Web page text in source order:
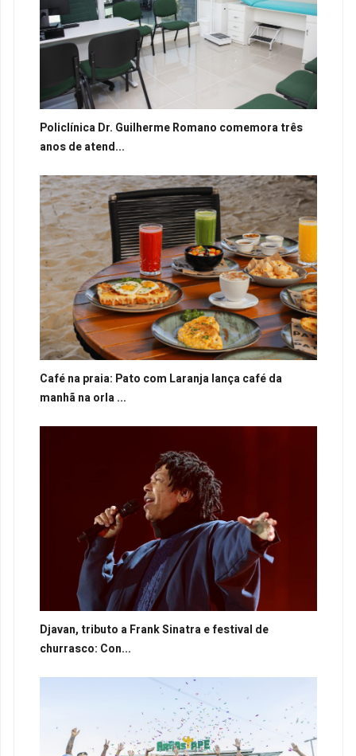
Policlínica Dr. Guilherme Romano comemora três
anos de atend...
Café na praia: Pato com Laranja lança café da
manhã na orla ...
Djavan, tributo a Frank Sinatra e festival de
churrasco: Con...